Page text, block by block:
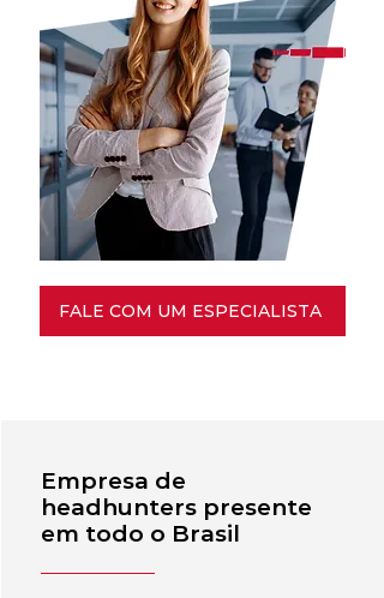
FALE COM UM ESPECIALISTA
Empresa de
headhunters presente
em todo o Brasil